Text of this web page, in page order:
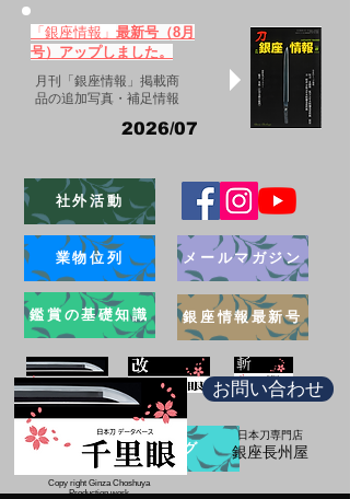
「銀座情報」 最新号（8月
号）アップしました。
月刊「銀座情報」掲載商
品の追加写真・補足情報
2026/07
社外活動
業物位列
鑑賞の基礎知識
メールマガジン
銀座情報最新号
ブログ
お問い合わせ
日本刀専門店
​銀座長州屋
Copy right Ginza Choshuya
Production work